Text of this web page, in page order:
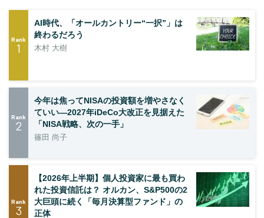
Rank
1
AI時代、「オールカントリー“一択”」は
終わるだろう
木村 大樹
Rank
2
今年は焦ってNISAの投資額を増やさなく
ていい―2027年iDeCo大改正を見据えた
「NISA戦略、次の一手」
篠田 尚子
Rank
3
【2026年上半期】個人投資家に最も買わ
れた投資信託は？ オルカン、S&P500の2
大巨頭に続く「毎月決算型ファンド」の
正体